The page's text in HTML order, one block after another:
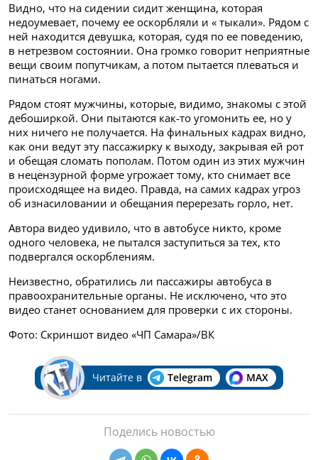
Видно, что на сидении сидит женщина, которая
недоумевает, почему ее оскорбляли и « тыкали». Рядом с
ней находится девушка, которая, судя по ее поведению,
в нетрезвом состоянии. Она громко говорит неприятные
вещи своим попутчикам, а потом пытается плеваться и
пинаться ногами.
Рядом стоят мужчины, которые, видимо, знакомы с этой
дебоширкой. Они пытаются как-то угомонить ее, но у
них ничего не получается. На финальных кадрах видно,
как они ведут эту пассажирку к выходу, закрывая ей рот
и обещая сломать пополам. Потом один из этих мужчин
в нецензурной форме угрожает тому, кто снимает все
происходящее на видео. Правда, на самих кадрах угроз
об изнасиловании и обещания перерезать горло, нет.
Автора видео удивило, что в автобусе никто, кроме
одного человека, не пытался заступиться за тех, кто
подвергался оскорблениям.
Неизвестно, обратились ли пассажиры автобуса в
правоохранительные органы. Не исключено, что это
видео станет основанием для проверки с их стороны.
Фото: Скриншот видео «ЧП Самара»/ВК
Читайте в Telegram MAX
Поделись новостью